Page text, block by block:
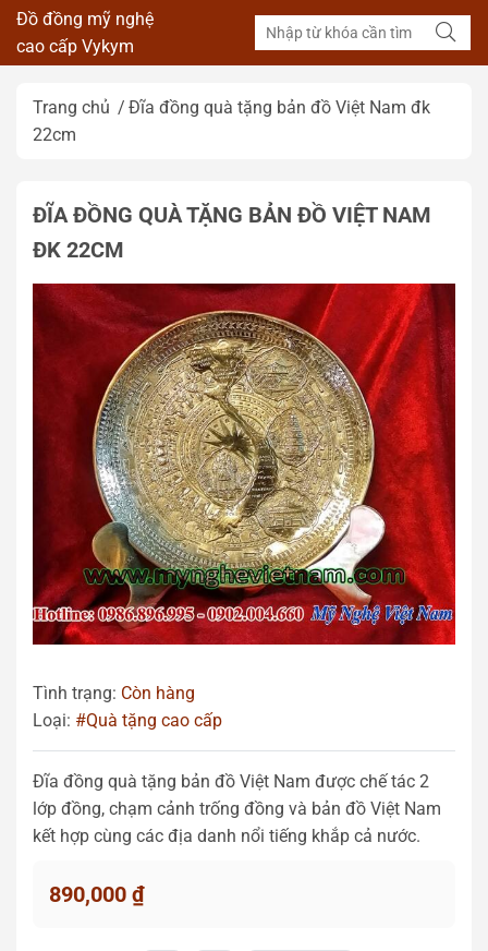
Đồ đồng mỹ nghệ
cao cấp Vykym
Trang chủ
Đĩa đồng quà tặng bản đồ Việt Nam đk
22cm
ĐĨA ĐỒNG QUÀ TẶNG BẢN ĐỒ VIỆT NAM
ĐK 22CM
Tình trạng: Còn hàng
Loại: #Quà tặng cao cấp
Đĩa đồng quà tặng bản đồ Việt Nam được chế tác 2
lớp đồng, chạm cảnh trống đồng và bản đồ Việt Nam
kết hợp cùng các địa danh nổi tiếng khắp cả nước.
890,000 ₫